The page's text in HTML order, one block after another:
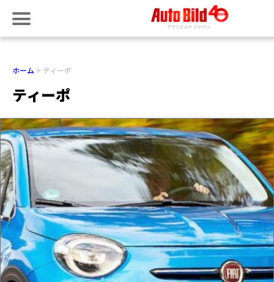
ホーム ティーポ
ティーポ